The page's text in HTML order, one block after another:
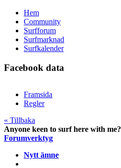
Hem
Community
Surfforum
Surfmarknad
Surfkalender
Facebook data
Framsida
Regler
« Tillbaka
Anyone keen to surf here with me?
Forumverktyg
Nytt ämne